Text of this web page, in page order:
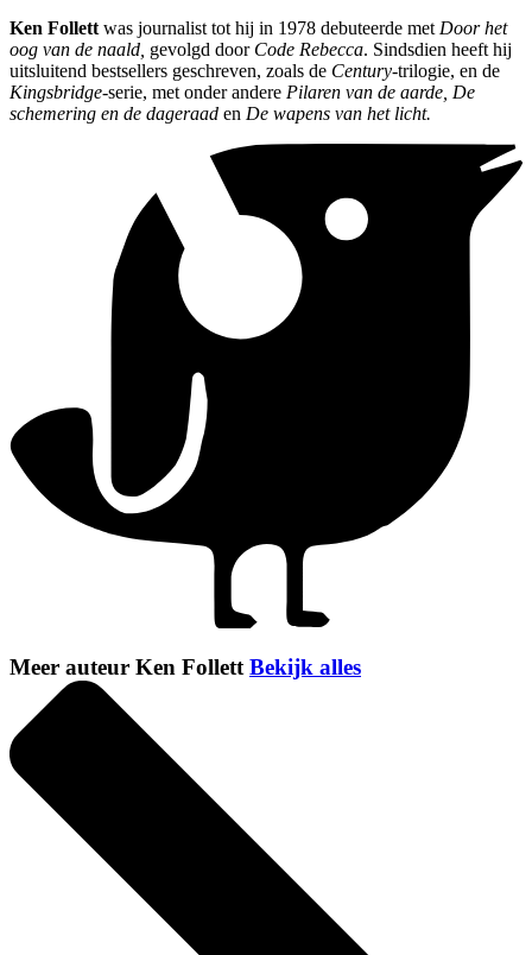
Ken Follett was journalist tot hij in 1978 debuteerde met Door het
oog van de naald, gevolgd door Code Rebecca. Sindsdien heeft hij
uitsluitend bestsellers geschreven, zoals de Century-trilogie, en de
Kingsbridge-serie, met onder andere Pilaren van de aarde, De
schemering en de dageraad en De wapens van het licht.
Meer auteur Ken FollettBekijk alles